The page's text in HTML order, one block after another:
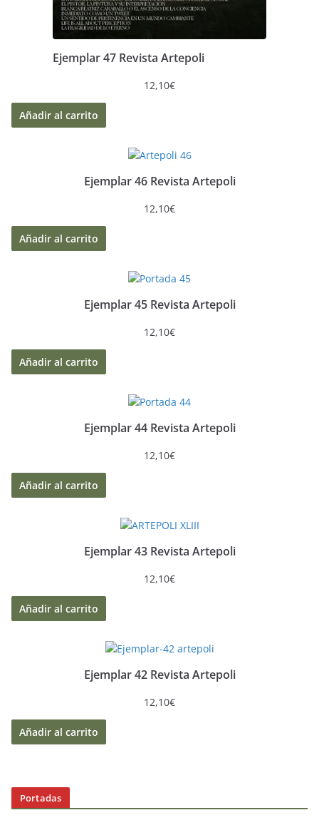
Ejemplar 47 Revista Artepoli
12,10€
Añadir al carrito
Ejemplar 46 Revista Artepoli
12,10€
Añadir al carrito
Ejemplar 45 Revista Artepoli
12,10€
Añadir al carrito
Ejemplar 44 Revista Artepoli
12,10€
Añadir al carrito
Ejemplar 43 Revista Artepoli
12,10€
Añadir al carrito
Ejemplar 42 Revista Artepoli
12,10€
Añadir al carrito
Portadas